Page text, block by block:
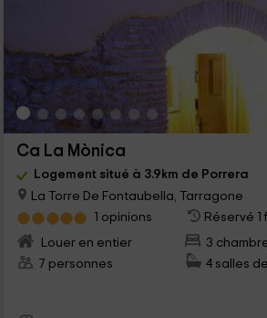
Ca La Mònica
Logement situé à 3.9km de Porrera
La Torre De Fontaubella, Tarragone
1 opinions
Réservé 1
Louer en entier
3
7 personnes
4 salles